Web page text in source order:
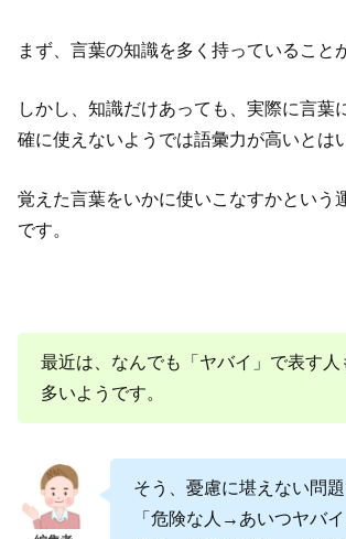
まず、言葉の知識を多く持っていること
しかし、知識だけあっても、実際に言葉
確に使えないようでは語彙力が高いとは
覚えた言葉をいかに使いこなすかという
です。
最近は、なんでも「ヤバイ」で表す人
多いようです。
そう、憂慮に堪えない問題
「危険な人→あいつヤバ